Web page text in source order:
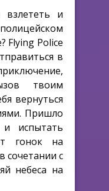
и
Flying Police
в
твоим
вернуться
Пришло
и испытать
гонок на
сочетании с
небеса на